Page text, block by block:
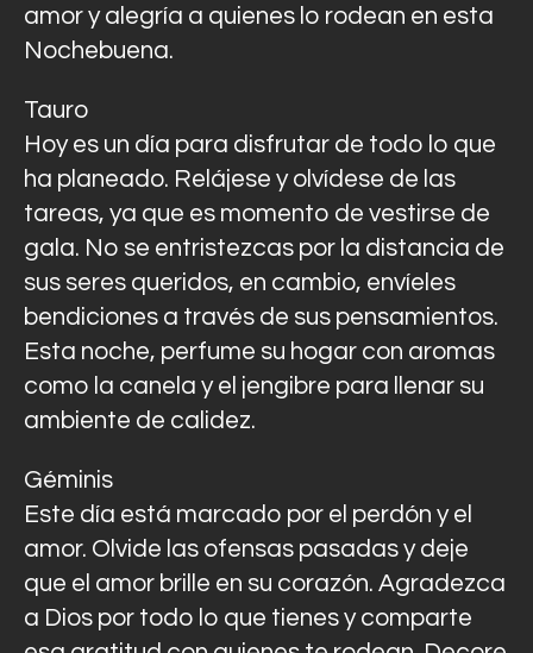
amor y alegría a quienes lo rodean en esta
Nochebuena.
Tauro
Hoy es un día para disfrutar de todo lo que
ha planeado. Relájese y olvídese de las
tareas, ya que es momento de vestirse de
gala. No se entristezcas por la distancia de
sus seres queridos, en cambio, envíeles
bendiciones a través de sus pensamientos.
Esta noche, perfume su hogar con aromas
como la canela y el jengibre para llenar su
ambiente de calidez.
Géminis
Este día está marcado por el perdón y el
amor. Olvide las ofensas pasadas y deje
que el amor brille en su corazón. Agradezca
a Dios por todo lo que tienes y comparte